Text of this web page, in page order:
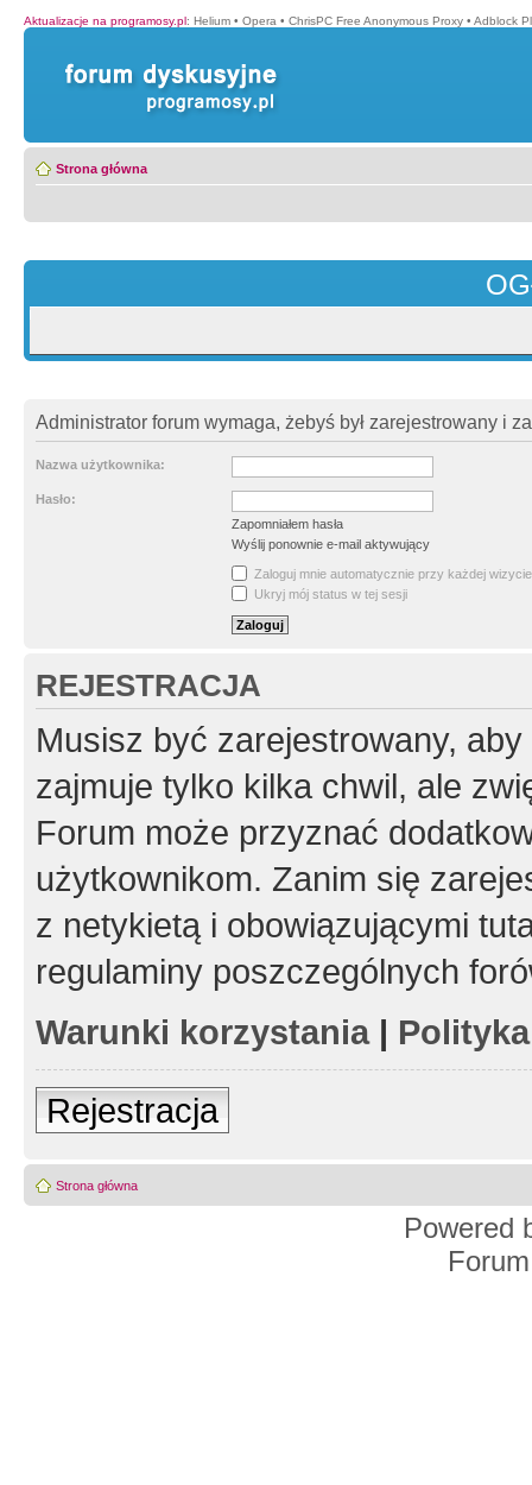
Aktualizacje na programosy.pl: Helium • Opera • ChrisPC Free Anonymous Proxy • Adblock
Strona główna
Administrator forum wymaga, żebyś był zarejestrowany i
Nazwa użytkownika:
Hasło:
Zapomniałem hasła
Wyślij ponownie e-mail aktywujący
Zaloguj mnie automatycznie przy każdej wizycie
Ukryj mój status w tej sesji
REJESTRACJA
Musisz być zarejestrowany,
zajmuje tylko kilka chwil, ale
Forum może przyznać
użytkownikom. Zanim się
z netykietą i obowiązującymi
regulaminy poszczególnych
Warunki korzystania|
Rejestracja
Strona główna
Powered